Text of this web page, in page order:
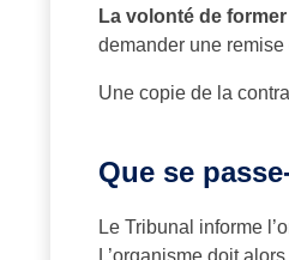
La volonté de
demander une
Une copie de la
Que se
Le Tribunal informe
L’organisme doit